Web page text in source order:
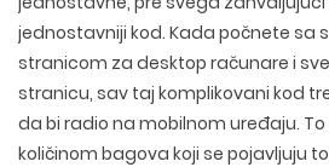
jednostavniji kod. Kada počnete sa
stranicom za desktop računare i
stranicu, sav taj komplikovani kod
da bi radio na mobilnom uređaju.
količinom bagova koji se pojavljuju